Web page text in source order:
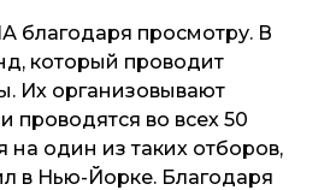
благодаря просмотру. В
который проводит
Их организовывают
проводятся во всех 50
на один из таких отборов,
в Нью-Йорке. Благодаря